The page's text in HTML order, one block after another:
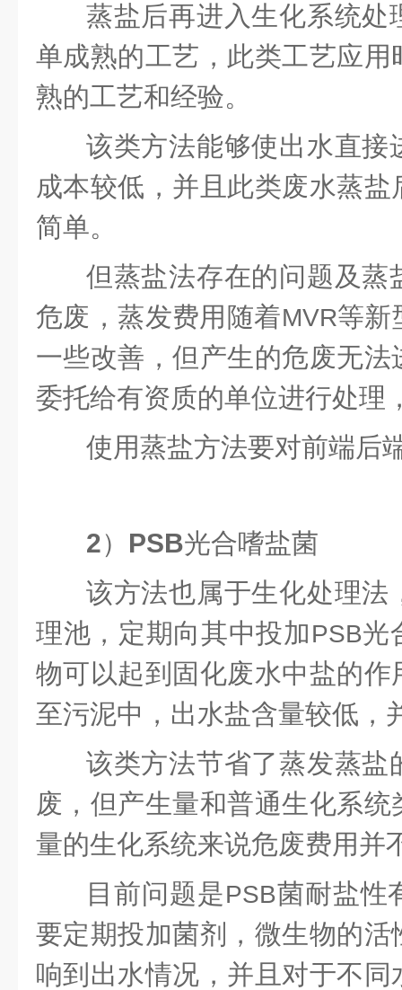
蒸盐后再进入生化系统处
单成熟的工艺，此类工艺应
熟的工艺和经验。
该类方法能够使出水直接
成本较低，并且此类废水蒸
简单。
但蒸盐法存在的问题及蒸
危废，蒸发费用随着MVR等新
一些改善，但产生的危废无
委托给有资质的单位进行处理
使用蒸盐方法要对前端后
2） PSB光合嗜盐菌
该方法也属于生化处理法
理池，定期向其中投加PSB光
物可以起到固化废水中盐的
至污泥中，出水盐含量较低，
该类方法节省了蒸发蒸盐
废，但产生量和普通生化系
量的生化系统来说危废费用并
目前问题是PSB菌耐盐性
要定期投加菌剂，微生物的
响到出水情况，并且对于不